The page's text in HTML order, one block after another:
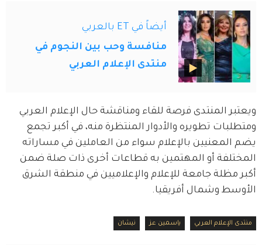
أيضاً في ET بالعربي
منافسة وحب بين النجوم في
منتدى الإعلام العربي
ويعتبر المنتدى فرصة للقاء ومناقشة حال الإعلام العربي
ومتطلبات تطويره والأدوار المنتظرة منه، في أكبر تجمع
يضم المعنيين بالإعلام سواء من العاملين في مساراته
المختلفة أو المهتمين به قطاعات أخرى ذات صلة ضمن
أكبر مظلة جامعة للإعلام والإعلاميين في منطقة الشرق
الأوسط وشمال أفريقيا.
منتدى الإعلام العربي ياسمين عز نيشان